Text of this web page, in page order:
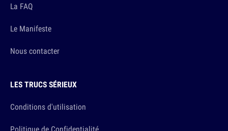
La FAQ
Le Manifeste
Nous contacter
LES TRUCS SÉRIEUX
Conditions d'utilisation